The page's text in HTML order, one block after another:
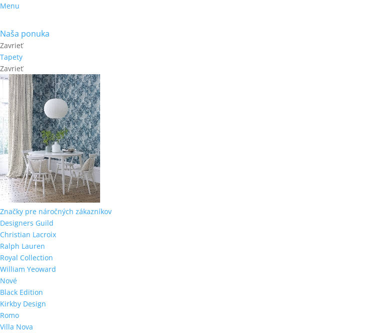
Menu
Naša ponuka
Zavrieť
Tapety
Zavrieť
Značky pre náročných zákazníkov
Designers Guild
Christian Lacroix
Ralph Lauren
Royal Collection
William Yeoward
Nové
Black Edition
Kirkby Design
Romo
Villa Nova